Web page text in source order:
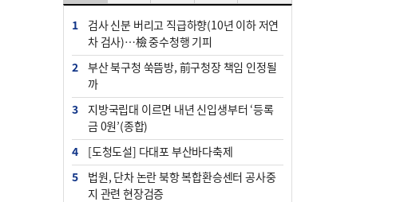
1
검사 신분 버리고 직급하향(10년 이하 저연
차 검사)…檢 중수청행 기피
2
부산 북구청 쑥뜸방, 前구청장 책임 인정될
까
3
지방국립대 이르면 내년 신입생부터 ‘등록
금 0원’(종합)
4
[도청도설] 다대포 부산바다축제
5
법원, 단차 논란 북항 복합환승센터 공사중
지 관련 현장검증